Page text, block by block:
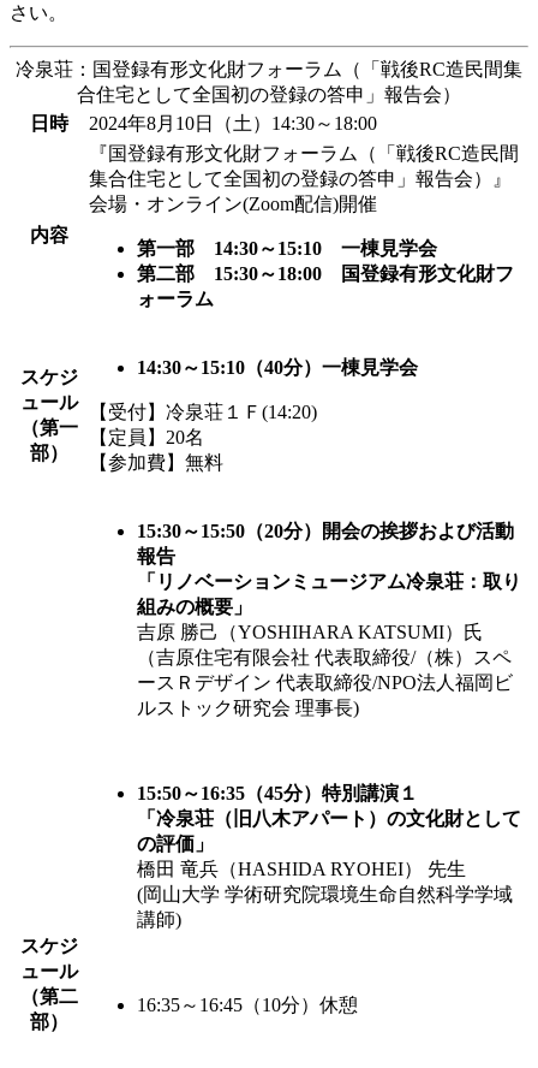
さい。
冷泉荘：国登録有形文化財フォーラム（「戦後RC造民間集
合住宅として全国初の登録の答申」報告会）
日時
2024年8月10日（土）14:30～18:00
内容
『国登録有形文化財フォーラム（「戦後RC造民間
集合住宅として全国初の登録の答申」報告会）』
会場・オンライン(Zoom配信)開催
第一部 14:30～15:10 一棟見学会
第二部 15:30～18:00 国登録有形文化財フ
ォーラム
スケジ
ュール
（第一
部）
14:30～15:10（40分）一棟見学会
【受付】冷泉荘１Ｆ(14:20)
【定員】20名
【参加費】無料
スケジ
ュール
（第二
部）
15:30～15:50（20分）開会の挨拶および活動
報告
「リノベーションミュージアム冷泉荘：取り
組みの概要」
吉原 勝己（YOSHIHARA KATSUMI）氏
（吉原住宅有限会社 代表取締役/（株）スペ
ースＲデザイン 代表取締役/NPO法人福岡ビ
ルストック研究会 理事長)
15:50～16:35（45分）特別講演１
「冷泉荘（旧八木アパート）の文化財として
の評価」
橋田 竜兵（HASHIDA RYOHEI） 先生
(岡山大学 学術研究院環境生命自然科学学域
講師)
16:35～16:45（10分）休憩